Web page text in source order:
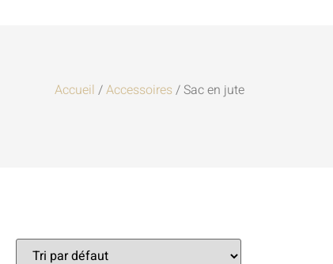
Accueil /Accessoires/ Sac en jute